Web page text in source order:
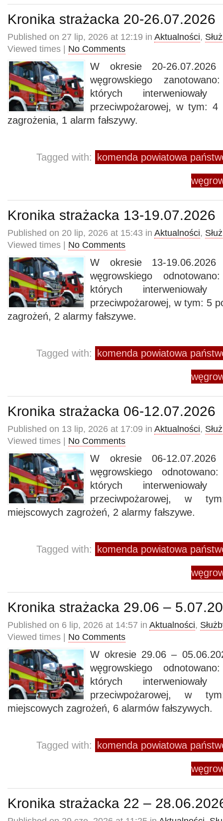
Kronika strażacka 20-26.07.2026
Published on 27 lip, 2026 at 12:19 in Aktualności,
Viewed times | No Comments
W okresie 20-
węgrowskiego
których
przeciwpożarowej, w tym: 4
zagrożenia, 1 alarm fałszywy.
Tagged with: komenda powiatowa
Kronika strażacka 13-19.07.2026
Published on 20 lip, 2026 at 15:43 in Aktualności,
Viewed times | No Comments
W okresie 13-
węgrowskiego
których
przeciwpożarowej, w tym: 5
zagrożeń, 2 alarmy fałszywe.
Tagged with: komenda powiatowa
Kronika strażacka 06-12.07.2026
Published on 13 lip, 2026 at 17:09 in Aktualności,
Viewed times | No Comments
W okresie 06-
węgrowskiego
których
przeciwpożarowej, w
miejscowych zagrożeń, 2 alarmy fałszywe.
Tagged with: komenda powiatowa
Kronika strażacka 29.06 –
Published on 6 lip, 2026 at 14:57 in Aktualności,
Viewed times | No Comments
W okresie 29.06 –
węgrowskiego
których
przeciwpożarowej, w
miejscowych zagrożeń, 6 alarmów fałszywych.
Tagged with: komenda powiatowa
Kronika strażacka 22 –